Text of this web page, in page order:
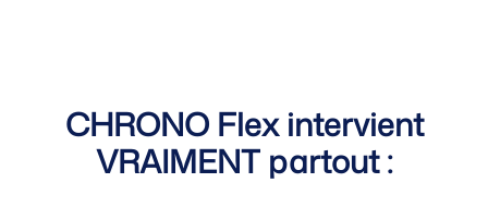
CHRONO Flex intervient
VRAIMENT partout :